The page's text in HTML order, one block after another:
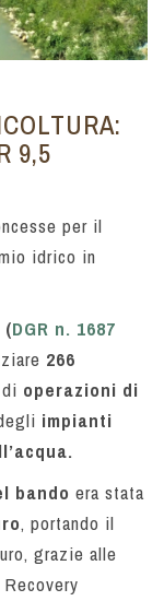
9,5
per il
idrico in
(DGR n. 1687
266
operazioni di
impianti
bando era stata
, portando il
grazie alle